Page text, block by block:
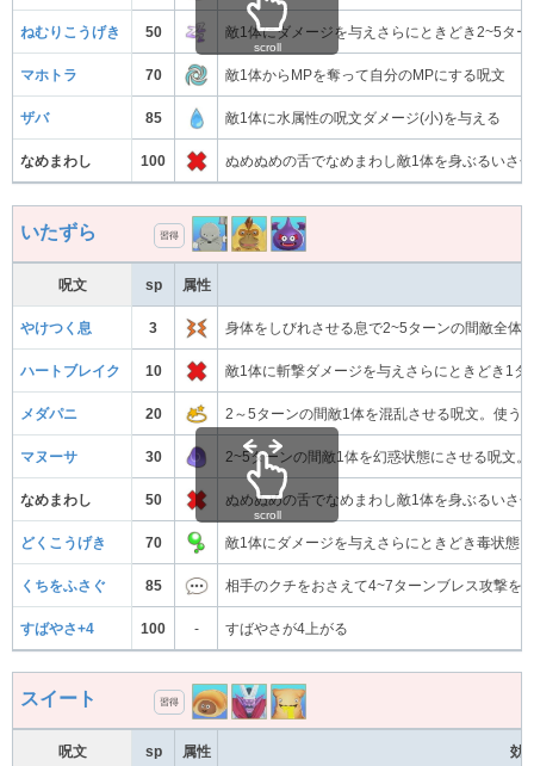
ねむりこうげき 50 敵1体にダメージを与えさらにときどき2~5ター
マホトラ 70 敵1体からMPを奪って自分のMPにする呪文
ザバ 85 敵1体に水属性の呪文ダメージ(小)を与える
なめまわし 100 ぬめぬめの舌でなめまわし敵1体を身ぶるいさ
scroll
いたずら 習得
呪文 sp 属性
やけつく息 3 身体をしびれさせる息で2~5ターンの間敵全体
ハートブレイク 10 敵1体に斬撃ダメージを与えさらにときどき1タ
メダパニ 20 2～5ターンの間敵1体を混乱させる呪文。使う
マヌーサ 30 2~5ターンの間敵1体を幻惑状態にさせる呪文
なめまわし 50 ぬめぬめの舌でなめまわし敵1体を身ぶるいさ
どくこうげき 70 敵1体にダメージを与えさらにときどき毒状態
くちをふさぐ 85 相手のクチをおさえて4~7ターンブレス攻撃を
すばやさ+4 100 - すばやさが4上がる
scroll
スイート 習得
呪文 sp 属性 効